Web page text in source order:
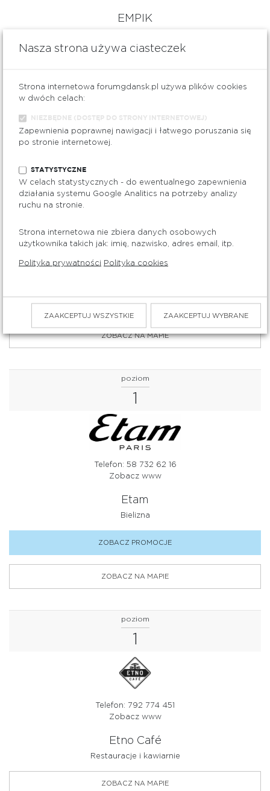
EMPIK
Zobacz www
eobuwie
ZOBACZ PROMOCJE
ZOBACZ NA MAPIE
poziom
1
Telefon: 58 732 62 16
Zobacz www
Etam
Bielizna
ZOBACZ PROMOCJE
ZOBACZ NA MAPIE
poziom
1
Telefon: 792 774 451
Zobacz www
Etno Café
Restauracje i kawiarnie
ZOBACZ NA MAPIE
Nasza strona używa ciasteczek
Strona internetowa forumgdansk.pl używa plików cookies
w dwóch celach:
NIEZBĘDNE (DOSTĘP DO STRONY INTERNETOWEJ)
Zapewnienia poprawnej nawigacji i łatwego poruszania się
po stronie internetowej.
STATYSTYCZNE
W celach statystycznych - do ewentualnego zapewnienia
działania systemu Google Analitics na potrzeby analizy
ruchu na stronie.
Strona internetowa nie zbiera danych osobowych
użytkownika takich jak: imię, nazwisko, adres email, itp.
Polityka prywatności Polityka cookies
ZAAKCEPTUJ WSZYSTKIE ZAAKCEPTUJ WYBRANE